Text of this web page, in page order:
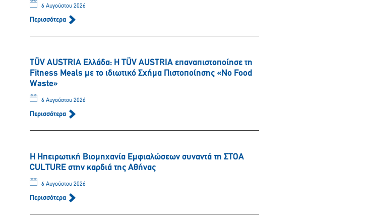
6 Αυγούστου 2026
Περισσότερα
TÜV AUSTRIA Ελλάδα: Η TÜV AUSTRIA επαναπιστοποίησε τη
Fitness Meals με το ιδιωτικό Σχήμα Πιστοποίησης «No Food
Waste»
6 Αυγούστου 2026
Περισσότερα
Η Ηπειρωτική Βιομηχανία Εμφιαλώσεων συναντά τη ΣΤΟΑ
CULTURE στην καρδιά της Αθήνας
6 Αυγούστου 2026
Περισσότερα